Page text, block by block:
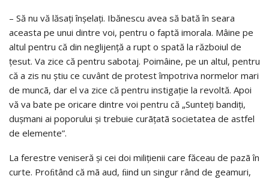
– Să nu vă lăsaţi înşelaţi. Ibănescu avea să bată în seara
aceasta pe unui dintre voi, pentru o faptă imorala. Mâine pe
altul pentru că din neglijenţă a rupt o spată la războiul de
ţesut. Va zice că pentru sabotaj. Poimâine, pe un altul, pentru
că a zis nu ştiu ce cuvânt de protest împotriva normelor mari
de muncã, dar el va zice că pentru instigaţie la revoltă. Apoi
vă va bate pe oricare dintre voi pentru că „Sunteţi bandiţi,
duşmani ai poporului şi trebuie curãţatã societatea de astfel
de elemente”.
La ferestre veniseră şi cei doi miliţienii care făceau de pazã în
curte. Proﬁtând că mã aud, ﬁind un singur rând de geamuri,